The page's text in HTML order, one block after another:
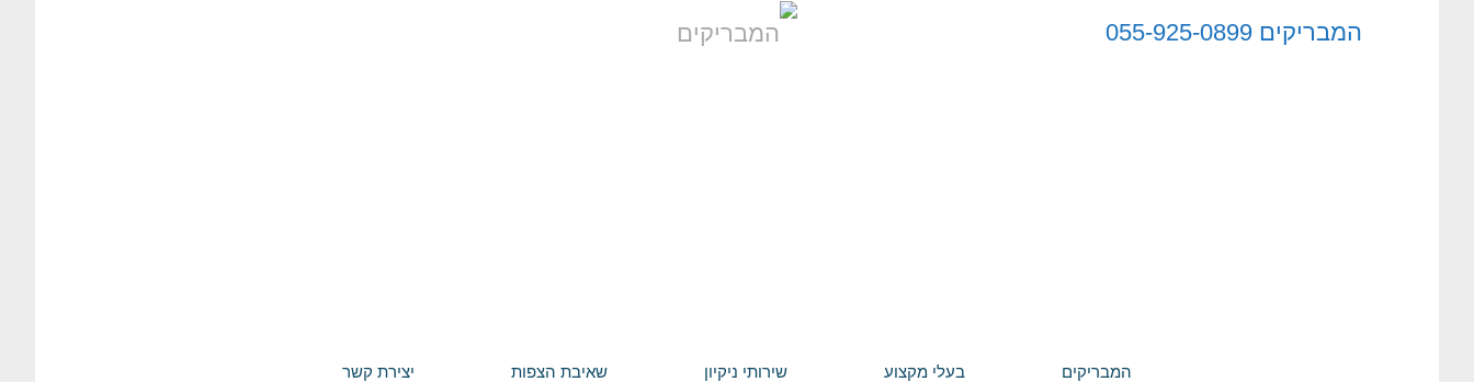
המבריקים 055-925-0899
המבריקים בעלי מקצוע שירותי ניקיון שאיבת הצפות יצירת קשר